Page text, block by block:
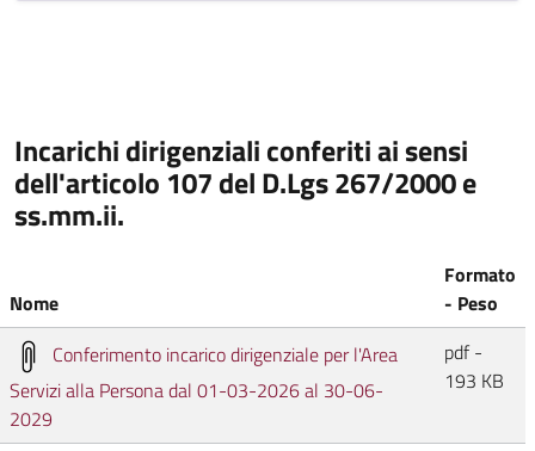
Incarichi dirigenziali conferiti ai sensi
dell'articolo 107 del D.Lgs 267/2000 e
ss.mm.ii.
Nome
Formato
- Peso
Conferimento incarico dirigenziale per l'Area
Servizi alla Persona dal 01-03-2026 al 30-06-
2029
pdf -
193 KB